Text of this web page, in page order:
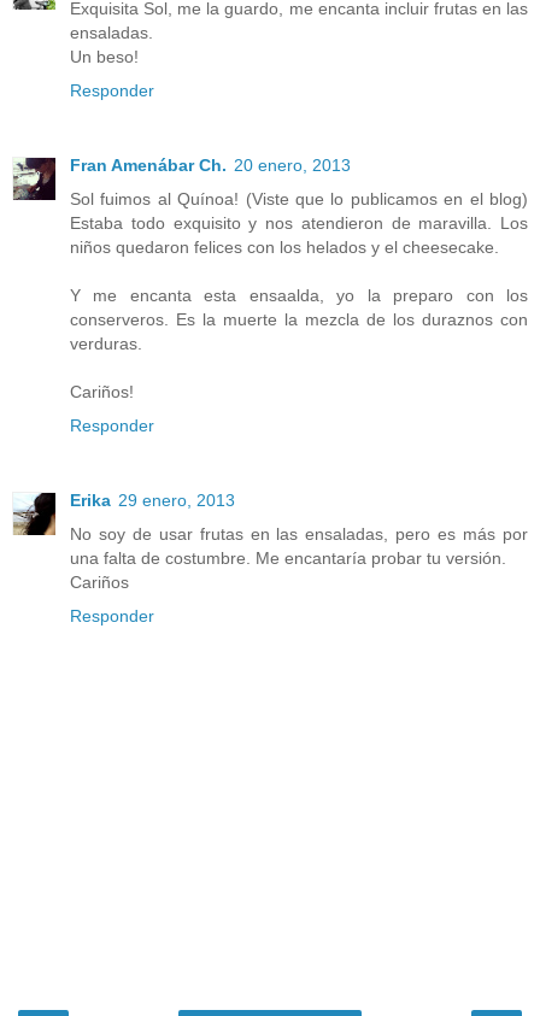
Exquisita Sol, me la guardo, me encanta incluir frutas en las
ensaladas.
Un beso!
Responder
Fran Amenábar Ch. 20 enero, 2013
Sol fuimos al Quínoa! (Viste que lo publicamos en el blog)
Estaba todo exquisito y nos atendieron de maravilla. Los
niños quedaron felices con los helados y el cheesecake.
Y me encanta esta ensaalda, yo la preparo con los
conserveros. Es la muerte la mezcla de los duraznos con
verduras.
Cariños!
Responder
Erika 29 enero, 2013
No soy de usar frutas en las ensaladas, pero es más por
una falta de costumbre. Me encantaría probar tu versión.
Cariños
Responder